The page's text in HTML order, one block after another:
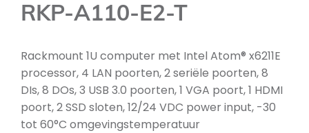
RKP-A110-E2-T
Rackmount 1U computer met Intel Atom® x6211E
processor, 4 LAN poorten, 2 seriële poorten, 8
DIs, 8 DOs, 3 USB 3.0 poorten, 1 VGA poort, 1 HDMI
poort, 2 SSD sloten, 12/24 VDC power input, -30
tot 60°C omgevingstemperatuur